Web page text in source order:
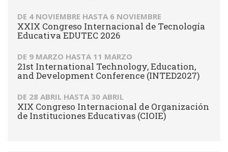
DE 4 NOVIEMBRE HASTA 6 NOVIEMBRE
XXIX Congreso Internacional de Tecnología
Educativa EDUTEC 2026
DE 9 MARZO HASTA 11 MARZO
21st International Technology, Education,
and Development Conference (INTED2027)
DE 28 ABRIL HASTA 30 ABRIL
XIX Congreso Internacional de Organización
de Instituciones Educativas (CIOIE)